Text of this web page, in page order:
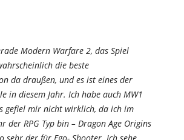
Modern Warfare 2, das Spiel
die beste
da draußen, und es ist eines der
in diesem Jahr. Ich habe auch MW1
gefiel mir nicht wirklich, da ich im
der RPG Typ bin – Dragon Age Origins